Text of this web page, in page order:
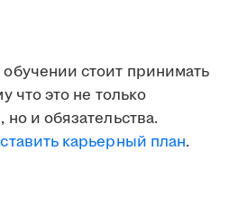
стоит принимать
что это не только
и обязательства.
карьерный план.